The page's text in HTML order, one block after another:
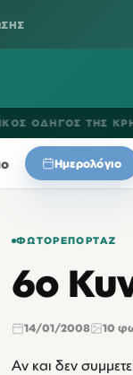
ΤΗΣ ΚΡΗΤΗΣ
Ημερολόγιο
ΦΩΤΟΡΕΠΟΡΤΆΖ
6ο
14/01/2008 10
Αν και δεν